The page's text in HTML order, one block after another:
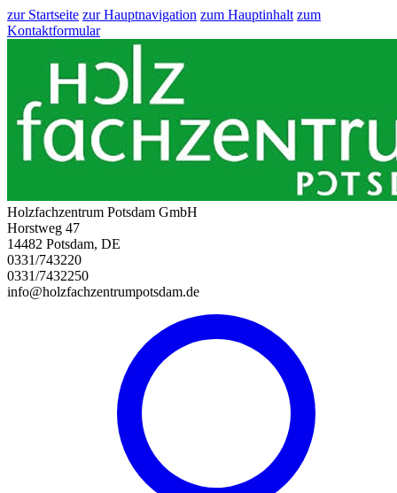
zur Startseite zur Hauptnavigation zum Hauptinhalt zum
Kontaktformular
Holzfachzentrum Potsdam GmbH
Horstweg 47
14482 Potsdam, DE
0331/743220
0331/7432250
info@holzfachzentrumpotsdam.de